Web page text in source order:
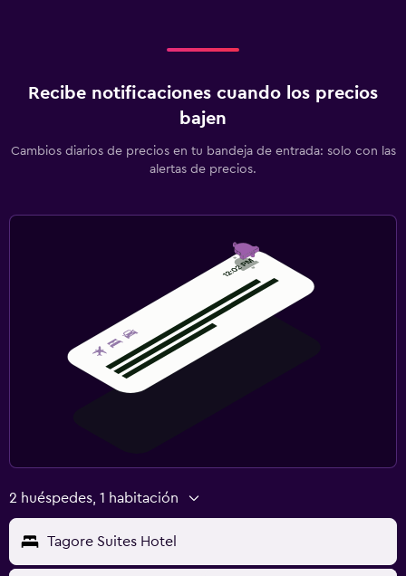
Recibe notificaciones cuando los precios
bajen
Cambios diarios de precios en tu bandeja de entrada: solo con las
alertas de precios.
2 huéspedes, 1 habitación
Tagore Suites Hotel